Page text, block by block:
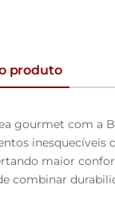
produto
gourmet com a
inesquecíveis
maior
combinar